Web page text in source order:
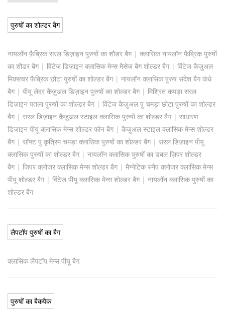
पुरुषों का शोल्डर बैग
नायलॉन फ़ैब्रिक सरल डिज़ाइन पुरुषों का शौडर बैग| क्लासिक नायलॉन फैब्रिक पुरुषों
का शौडर बैग| विंटेज डिज़ाइन क्लासिक मेन्स मैसेज बैग शोल्डर बैग| विंटेज कैज़ुअल
मिक्सचर फैब्रिक छोटा पुरुषों का शोल्डर बैग| नायलॉन क्लासिक पुरुष संदेश बैग कंधे
बैग| पीयू लेदर कैज़ुअल डिज़ाइन पुरुषों का शोल्डर बैग| मिश्रित कपड़ा सरल
डिज़ाइन पतला पुरुषों का शोल्डर बैग| विंटेज कैज़ुअल पु चमड़ा छोटा पुरुषों का शोल्डर
बैग| सरल डिज़ाइन कैज़ुअल स्टाइल क्लासिक पुरुषों का शोल्डर बैग| साधारण
डिजाइन पीयू क्लासिक मेन्स शोल्डर फोन बैग| कैज़ुअल स्टाइल क्लासिक मेन्स शोल्डर
बैग| सॉफ्ट पु कृत्रिम चमड़ा क्लासिक पुरुषों का शोल्डर बैग| सरल डिज़ाइन पीयू
क्लासिक पुरुषों का शोल्डर बैग| नायलॉन क्लासिक पुरुषों का डबल ज़िपर शोल्डर
बैग| जिपर क्लोजर क्लासिक मेन्स शोल्डर बैग| मैग्नेटिक स्नैप क्लोजर क्लासिक मेन्स
पीयू शोल्डर बैग| विंटेज पीयू क्लासिक मेन्स शोल्डर बैग| नायलॉन क्लासिक पुरुषों का
शोल्डर बैग
लैपटॉप पुरुषों का बैग
क्लासिक लैपटॉप मेन्स पीयू बैग
पुरुषों का बैकपैक